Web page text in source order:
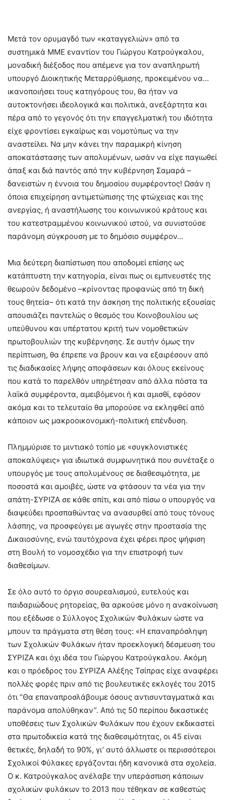
Μετά τον ορυμαγδό των «καταγγελιών» από τα
συστημικά ΜΜΕ εναντίον του Γιώργου Κατρούγκαλου,
μοναδική διέξοδος που απέμενε για τον αναπληρωτή
υπουργό Διοικητικής Μεταρρύθμισης, προκειμένου να…
ικανοποιήσει τους κατηγόρους του, θα ήταν να
αυτοκτονήσει ιδεολογικά και πολιτικά, ανεξάρτητα και
πέρα από το γεγονός ότι την επαγγελματική του ιδιότητα
είχε φροντίσει εγκαίρως και νομοτύπως να την
αναστείλει. Να μην κάνει την παραμικρή κίνηση
αποκατάστασης των απολυμένων, ωσάν να είχε παγιωθεί
άπαξ και διά παντός από την κυβέρνηση Σαμαρά –
δανειστών η έννοια του δημοσίου συμφέροντος! Ωσάν η
όποια επιχείρηση αντιμετώπισης της φτώχειας και της
ανεργίας, ή αναστήλωσης του κοινωνικού κράτους και
του κατεστραμμένου κοινωνικού ιστού, να συνιστούσε
παράνομη σύγκρουση με το δημόσιο συμφέρον…
Μια δεύτερη διαπίστωση που αποδομεί επίσης ως
κατάπτυστη την κατηγορία, είναι πως οι εμπνευστές της
θεωρούν δεδομένο –κρίνοντας προφανώς από τη δική
τους θητεία– ότι κατά την άσκηση της πολιτικής εξουσίας
απουσιάζει παντελώς ο θεσμός του Κοινοβουλίου ως
υπεύθυνου και υπέρτατου κριτή των νομοθετικών
πρωτοβουλιών της κυβέρνησης. Σε αυτήν όμως την
περίπτωση, θα έπρεπε να βρουν και να εξαιρέσουν από
τις διαδικασίες λήψης αποφάσεων και όλους εκείνους
που κατά το παρελθόν υπηρέτησαν από άλλα πόστα τα
λαϊκά συμφέροντα, αμειβόμενοι ή και αμισθί, εφόσον
ακόμα και το τελευταίο θα μπορούσε να εκληφθεί από
κάποιον ως μακροοικονομική-πολιτική επένδυση.
Πλημμύρισε το μιντιακό τοπίο με «συγκλονιστικές
αποκαλύψεις» για ιδιωτικά συμφωνητικά που συνέταξε ο
υπουργός με τους απολυμένους σε διαθεσιμότητα, με
ποσοστά και αμοιβές, ώστε να φτάσουν τα νέα για την
απάτη-ΣΥΡΙΖΑ σε κάθε σπίτι, και από πίσω ο υπουργός να
διαψεύδει προσπαθώντας να ανασυρθεί από τους τόνους
λάσπης, να προσφεύγει με αγωγές στην προστασία της
Δικαιοσύνης, ενώ ταυτόχρονα έχει φέρει προς ψήφιση
στη Βουλή το νομοσχέδιο για την επιστροφή των
διαθεσίμων.
Σε όλο αυτό το όργιο σουρεαλισμού, ευτελούς και
παιδαριώδους ρητορείας, θα αρκούσε μόνο η ανακοίνωση
που εξέδωσε ο Σύλλογος Σχολικών Φυλάκων ώστε να
μπουν τα πράγματα στη θέση τους: «Η επαναπρόσληψη
των Σχολικών Φυλάκων ήταν προεκλογική δέσμευση του
ΣΥΡΙΖΑ και όχι ιδέα του Γιώργου Κατρούγκαλου. Ακόμη
και ο πρόεδρος του ΣΥΡΙΖΑ Αλέξης Τσίπρας είχε αναφέρει
πολλές φορές πριν από τις βουλευτικές εκλογές του 2015
ότι “Θα επαναπροσλάβουμε όσους αντισυνταγματικά και
παράνομα απολύθηκαν”. Από τις 50 περίπου δικαστικές
υποθέσεις των Σχολικών Φυλάκων που έχουν εκδικαστεί
στα πρωτοδικεία κατά της διαθεσιμότητας, οι 45 είναι
θετικές, δηλαδή το 90%, γι’ αυτό άλλωστε οι περισσότεροι
Σχολικοί Φύλακες εργάζονται ήδη κανονικά στα σχολεία.
Ο κ. Κατρούγκαλος ανέλαβε την υπεράσπιση κάποιων
σχολικών φυλάκων το 2013 που τέθηκαν σε καθεστώς